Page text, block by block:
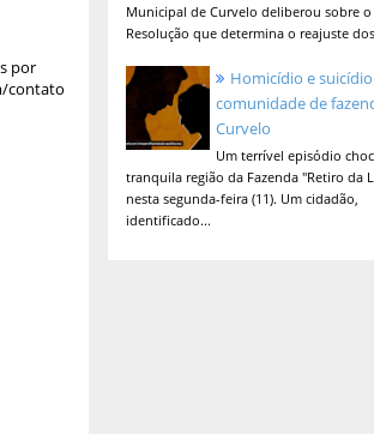
por
contato
Municipal de Curvelo deliberou sobre
Resolução que determina o reajuste
Homicídio e
comunidade de
Curvelo
Um terrível episódio
tranquila região da Fazenda "Retiro da
nesta segunda-feira (11). Um cidadão,
identificado...